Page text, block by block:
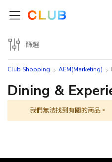
Club Shopping AEM(Marketing)
Dining &
我們無法找到有關的商品。
篩選